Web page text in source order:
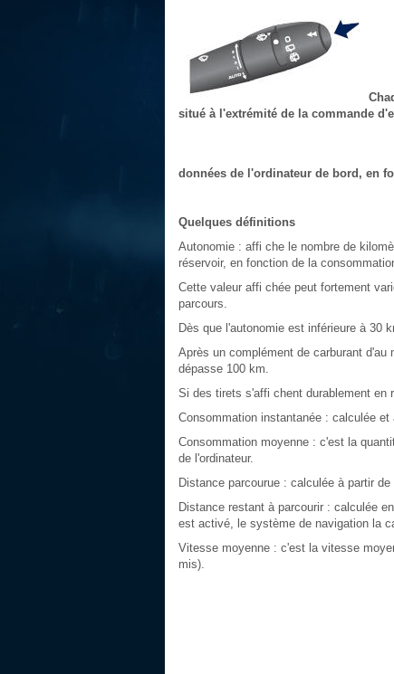
situé à l'extrémité de la commande
données de l'ordinateur de bord, en
Quelques définitions
Autonomie : affi che le nombre de
réservoir, en fonction de la
Cette valeur affi chée peut fortement
parcours.
Dès que l'autonomie est inférieure à 30
Après un complément de carburant
dépasse 100 km.
Si des tirets s'affi chent durablement en
Consommation instantanée : calculée
Consommation moyenne : c'est la
de l'ordinateur.
Distance parcourue : calculée à partir
Distance restant à parcourir : calculée
est activé, le système de navigation la
Vitesse moyenne : c'est la vitesse
mis).